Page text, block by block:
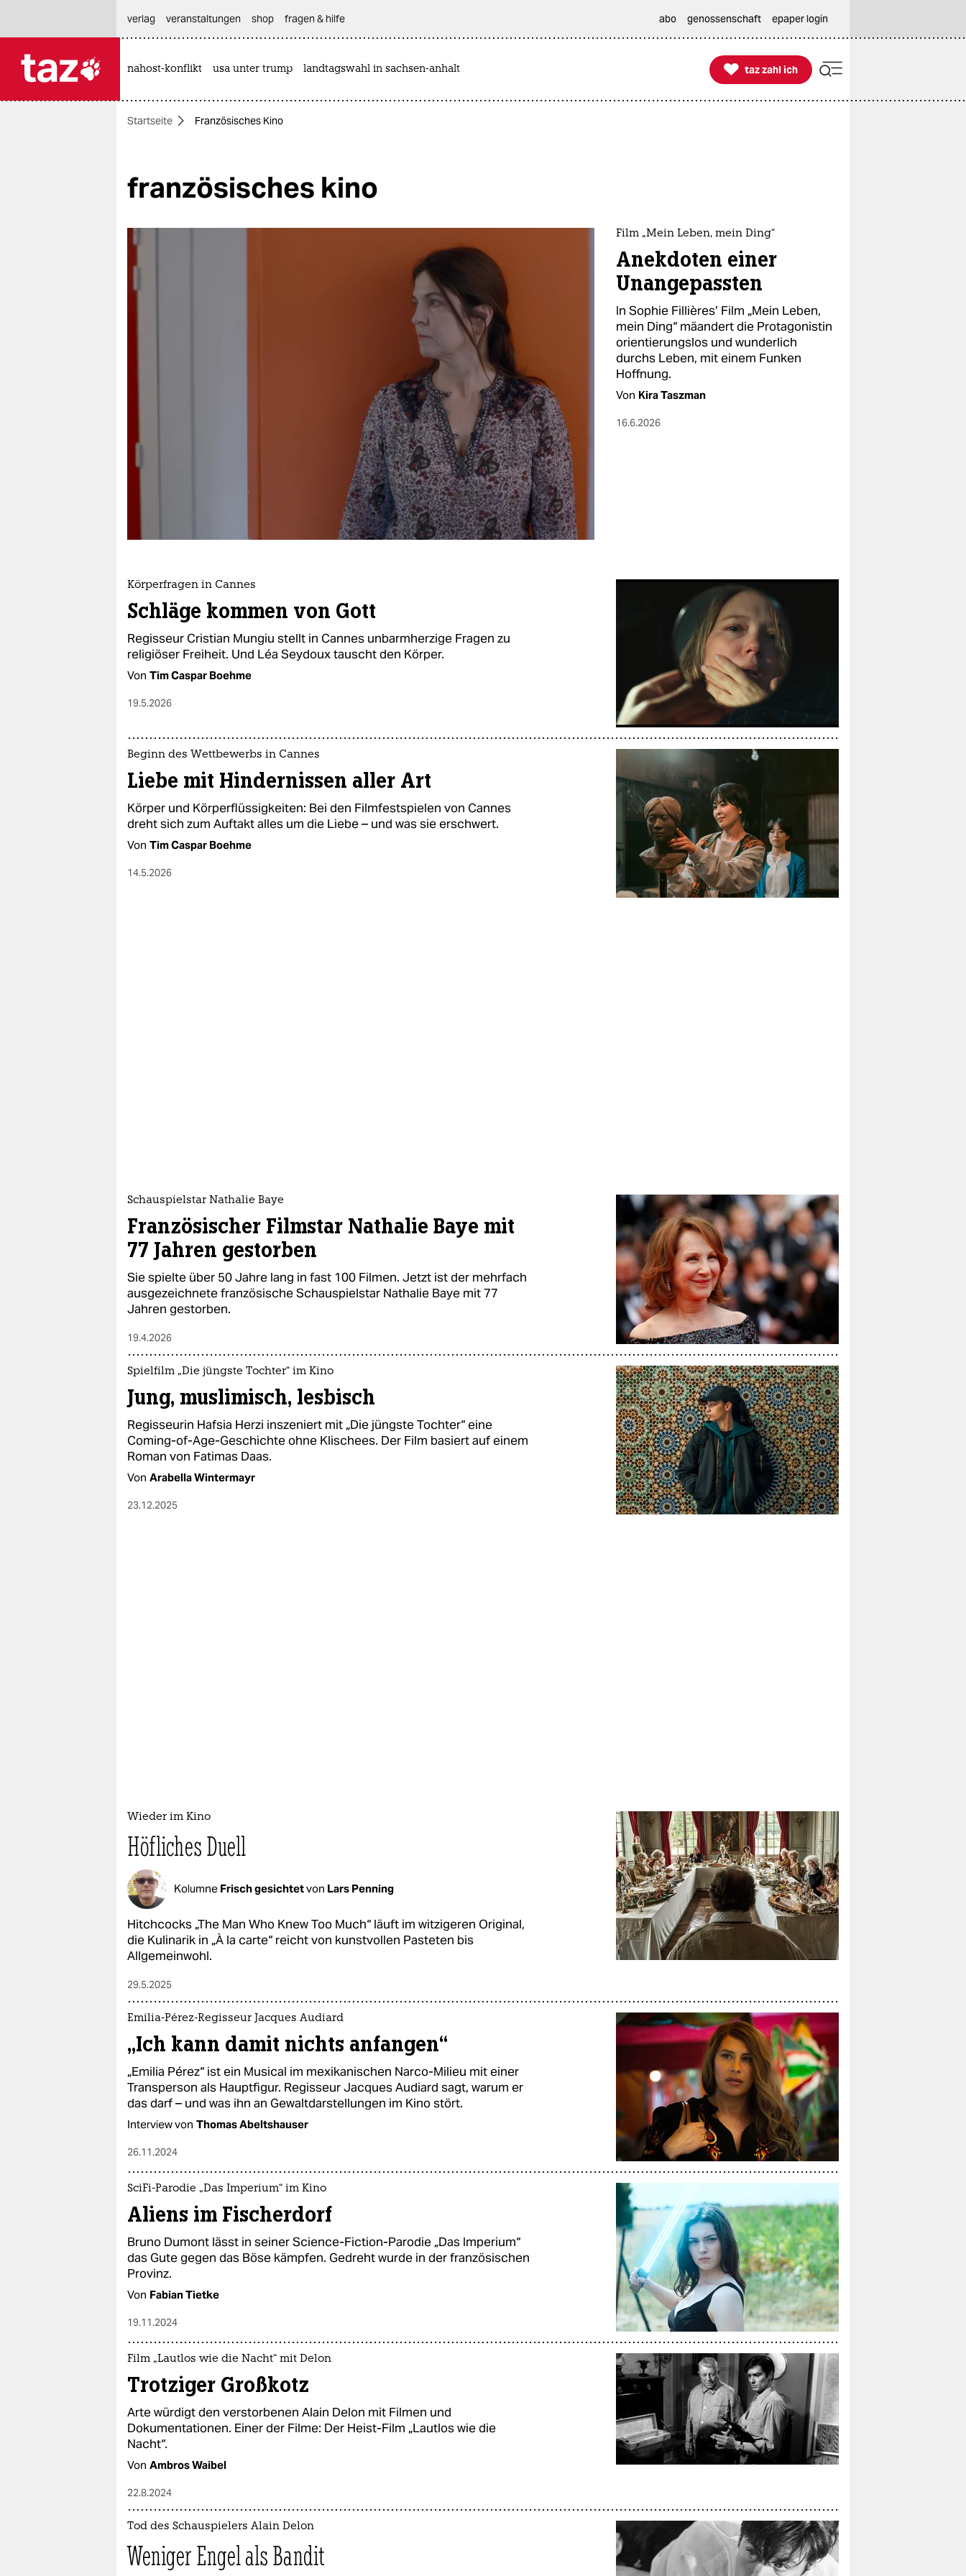
themen
öko
gesellschaft
sport
verlag
abo
genossenschaft
epaper login
verlag
veranstaltungen shop fragen & hilfe abo genossenschaft epaper login
nahost-konflikt usa unter trump landtagswahl in sachsen-anhalt 
taz zahl ich
taz zahl ich
Startseite Französisches Kino
französisches kino
Film „Mein Leben, mein Ding“
Anekdoten einer
Unangepassten
In Sophie Fillières’ Film „Mein Leben,
mein Ding“ mäandert die Protagonistin
orientierungslos und wunderlich
durchs Leben, mit einem Funken
Hoffnung.
Von Kira Taszman
16.6.2026
Körperfragen in Cannes
Schläge kommen von Gott
Regisseur Cristian Mungiu stellt in Cannes unbarmherzige Fragen zu
religiöser Freiheit. Und Léa Seydoux tauscht den Körper.
Von Tim Caspar Boehme
19.5.2026
Beginn des Wettbewerbs in Cannes
Liebe mit Hindernissen aller Art
Körper und Körperflüssigkeiten: Bei den Filmfestspielen von Cannes
dreht sich zum Auftakt alles um die Liebe – und was sie erschwert.
Von Tim Caspar Boehme
14.5.2026
Schauspielstar Nathalie Baye
Französischer Filmstar Nathalie Baye mit
77 Jahren gestorben
Sie spielte über 50 Jahre lang in fast 100 Filmen. Jetzt ist der mehrfach
ausgezeichnete französische Schauspielstar Nathalie Baye mit 77
Jahren gestorben.
19.4.2026
Spielfilm „Die jüngste Tochter“ im Kino
Jung, muslimisch, lesbisch
Regisseurin Hafsia Herzi inszeniert mit „Die jüngste Tochter“ eine
Coming-of-Age-Geschichte ohne Klischees. Der Film basiert auf einem
Roman von Fatimas Daas.
Von Arabella Wintermayr
23.12.2025
Wieder im Kino
Höfliches Duell
Kolumne Frisch gesichtetvon Lars Penning
Hitchcocks „The Man Who Knew Too Much“ läuft im witzigeren Original,
die Kulinarik in „À la carte“ reicht von kunstvollen Pasteten bis
Allgemeinwohl.
29.5.2025
Emilia-Pérez-Regisseur Jacques Audiard
„Ich kann damit nichts anfangen“
„Emilia Pérez“ ist ein Musical im mexikanischen Narco-Milieu mit einer
Transperson als Hauptfigur. Regisseur Jacques Audiard sagt, warum er
das darf – und was ihn an Gewaltdarstellungen im Kino stört.
Interview von Thomas Abeltshauser
26.11.2024
SciFi-Parodie „Das Imperium“ im Kino
Aliens im Fischerdorf
Bruno Dumont lässt in seiner Science-Fiction-Parodie „Das Imperium“
das Gute gegen das Böse kämpfen. Gedreht wurde in der französischen
Provinz.
Von Fabian Tietke
19.11.2024
Film „Lautlos wie die Nacht“ mit Delon
Trotziger Großkotz
Arte würdigt den verstorbenen Alain Delon mit Filmen und
Dokumentationen. Einer der Filme: Der Heist-Film „Lautlos wie die
Nacht“.
Von Ambros Waibel
22.8.2024
Tod des Schauspielers Alain Delon
Weniger Engel als Bandit